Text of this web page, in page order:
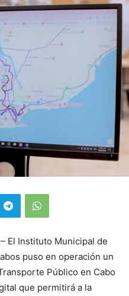
El Instituto Municipal de
puso en operación un
Público en Cabo
que permitirá a la